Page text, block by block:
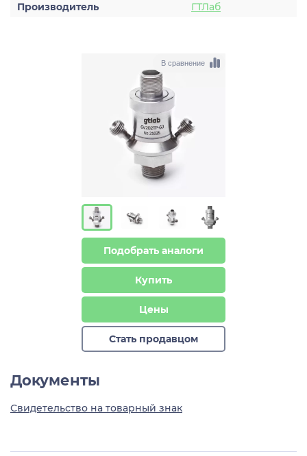
Производитель
ГТЛаб
В сравнение
Подобрать аналоги
Купить
Цены
Стать продавцом
Документы
Свидетельство на товарный знак